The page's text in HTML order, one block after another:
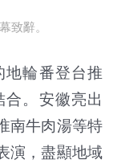
致辭。
輪番登台推
。安徽亮出
南牛肉湯等特
演，盡顯地域